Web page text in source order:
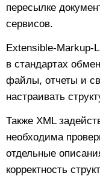
пересылке
сервисов.
Extensible-Markup-
в стандартах
файлы, отчеты и
настраивать
Также XML
необходима
отдельные
корректность